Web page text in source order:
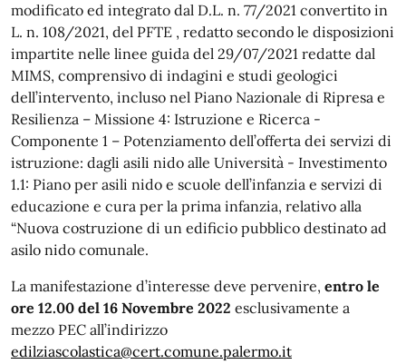
modificato ed integrato dal D.L. n. 77/2021 convertito in
L. n. 108/2021, del PFTE , redatto secondo le disposizioni
impartite nelle linee guida del 29/07/2021 redatte dal
MIMS, comprensivo di indagini e studi geologici
dell’intervento, incluso nel Piano Nazionale di Ripresa e
Resilienza – Missione 4: Istruzione e Ricerca -
Componente 1 – Potenziamento dell’offerta dei servizi di
istruzione: dagli asili nido alle Università - Investimento
1.1: Piano per asili nido e scuole dell’infanzia e servizi di
educazione e cura per la prima infanzia, relativo alla
“Nuova costruzione di un edificio pubblico destinato ad
asilo nido comunale.
La manifestazione d’interesse deve pervenire, entro le
ore 12.00 del 16 Novembre 2022 esclusivamente a
mezzo PEC all’indirizzo
edilziascolastica@cert.comune.palermo.it